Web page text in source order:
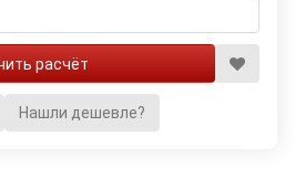
Нашли дешевле?